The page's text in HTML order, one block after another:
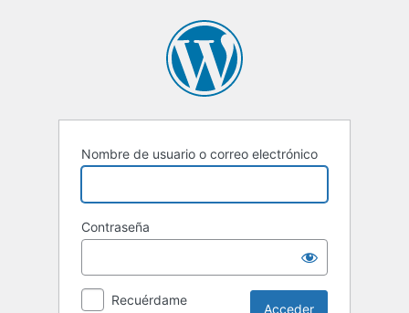
Nombre de usuario o correo electrónico
Contraseña
Recuérdame